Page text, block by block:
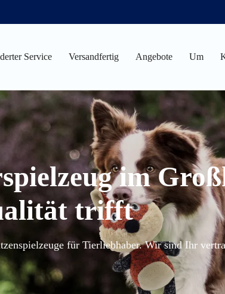
Service Versandfertig Angebote Um
im
trifft
für Tierliebhaber. Wir sind Ihr